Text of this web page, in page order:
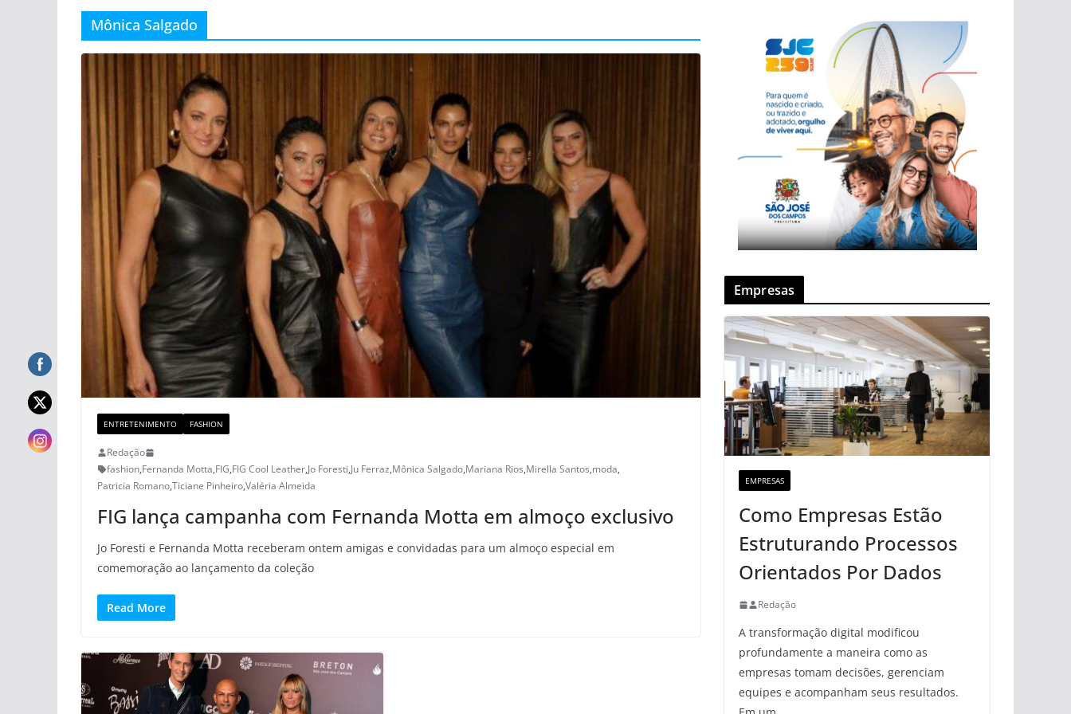
Mônica Salgado
ENTRETENIMENTO FASHION
Redação
fashion,Fernanda Motta,FIG,FIG Cool Leather,Jo Foresti,Ju Ferraz,Mônica Salgado,Mariana Rios,Mirella Santos,moda,
Patricia Romano,Ticiane Pinheiro,Valéria Almeida
FIG lança campanha com Fernanda Motta em almoço exclusivo
Jo Foresti e Fernanda Motta receberam ontem amigas e convidadas para um almoço especial em
comemoração ao lançamento da coleção
Read More
Empresas
EMPRESAS
Como Empresas Estão
Estruturando Processos
Orientados Por Dados
Redação
A transformação digital modificou
profundamente a maneira como as
empresas tomam decisões, gerenciam
equipes e acompanham seus resultados.